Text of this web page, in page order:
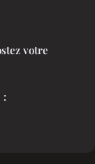
votre
: